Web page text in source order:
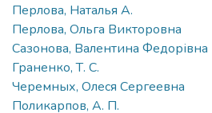
Перлова, Наталья А.
Перлова, Ольга Викторовна
Сазонова, Валентина Федорівна
Граненко, Т. С.
Черемных, Олеся Сергеевна
Поликарпов, А. П.